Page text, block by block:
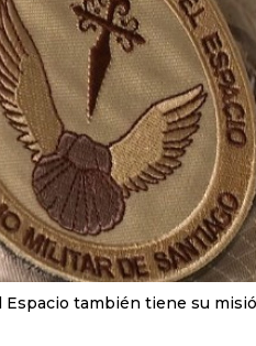
Espacio también tiene su